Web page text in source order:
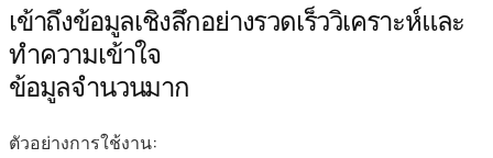
เข้าถึงข้อมูลเชิงลึกอย่างรวดเร็ววิเคราะห์และ
ทำความเข้าใจ
ข้อมูลจำนวนมาก
ตัวอย่างการใช้งาน: